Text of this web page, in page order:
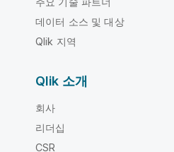
데이터 소스 및 대상
Qlik 지역
Qlik 소개
회사
리더십
CSR